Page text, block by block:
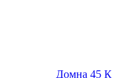
Домна 45 К